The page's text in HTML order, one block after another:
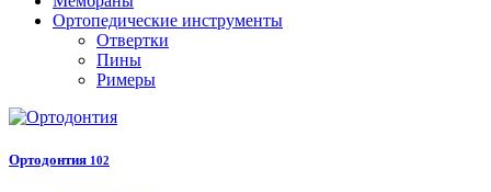
Ортопедические инструменты
Отвертки
Пины
Римеры
Ортодонтия 102